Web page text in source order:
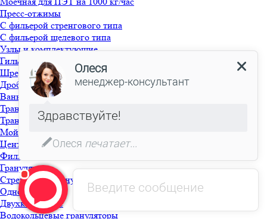
Пресс-отжимы
С фильерой стренгового типа
С фильерой щелевого типа
Узлы и комплектующие
Гильотина
Шредер
Дробилка моющая
Ванна флотационная с выгружным шнеком
Транспортер фрикционный
Транспортер шнековый
Мойка фрикционная
Центрифуга
Фильтр для моющей линии
Грануляция
Стренговые грануляторы
Однокаскадные
Двухкаскадные
Водокольцевые грануляторы